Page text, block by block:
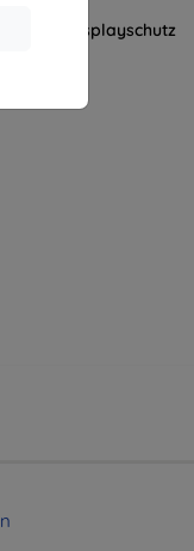
Displayschutz